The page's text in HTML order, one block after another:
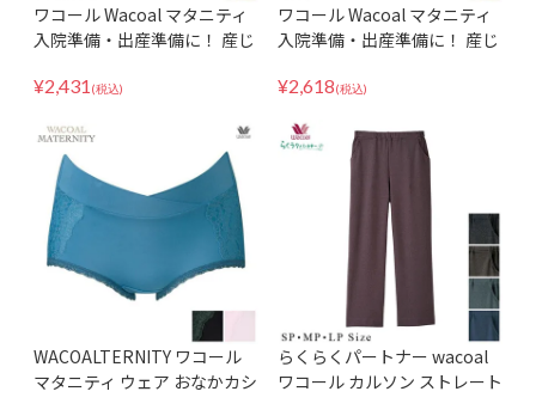
ワコール Wacoal マタニティ
入院準備・出産準備に！ 産じ
MPQ759 ML
¥2,431 (税込)
ワコール Wacoal マタニティ
入院準備・出産準備に！ 産じ
MPQ759 LL
¥2,618(税込)
WACOALTERNITY ワコール
マタニティ ウェア おなかカシ
らくらくパートナー wacoal
ワコール カルソン ストレート